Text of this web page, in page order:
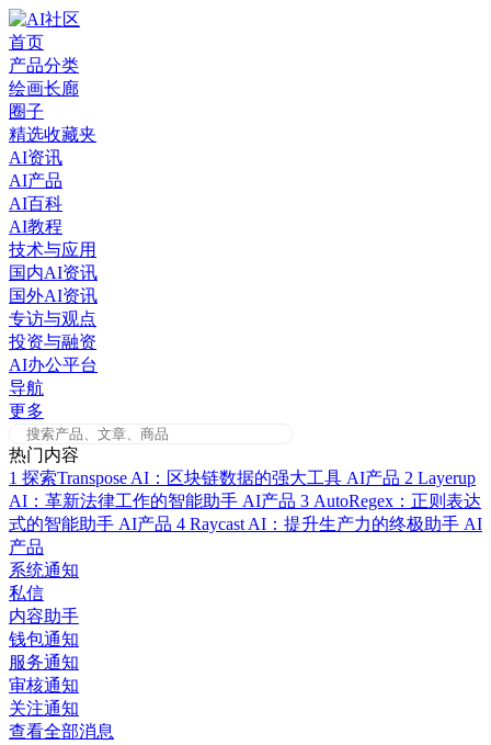
Skip
to
content
首页
产品分类
绘画长廊
圈子
精选收藏夹
AI资讯
AI产品
AI百科
AI教程
技术与应用
国内AI资讯
国外AI资讯
专访与观点
投资与融资
AI办公平台
导航
更多
热门内容
1 探索Transpose AI：区块链数据的强大工具 AI产品 2 Layerup
AI：革新法律工作的智能助手 AI产品 3 AutoRegex：正则表达
式的智能助手 AI产品 4 Raycast AI：提升生产力的终极助手 AI
产品
系统通知
私信
内容助手
钱包通知
服务通知
审核通知
关注通知
查看全部消息